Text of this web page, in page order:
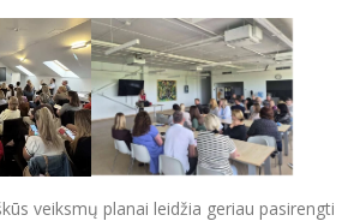
veiksmų planai leidžia geriau pasirengti